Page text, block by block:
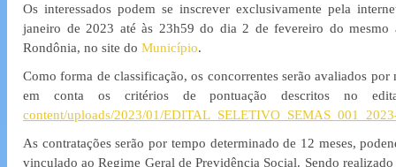
Os interessados podem se inscrever exclusivamente pela
janeiro de 2023 até às 23h59 do dia 2 de fevereiro do
Rondônia, no site do Município.
Como forma de classificação, os concorrentes serão avaliados
em conta os critérios de pontuação descritos no
content/uploads/2023/01/
As contratações serão por tempo determinado de 12 meses,
vinculado ao Regime Geral de Previdência Social. Sendo